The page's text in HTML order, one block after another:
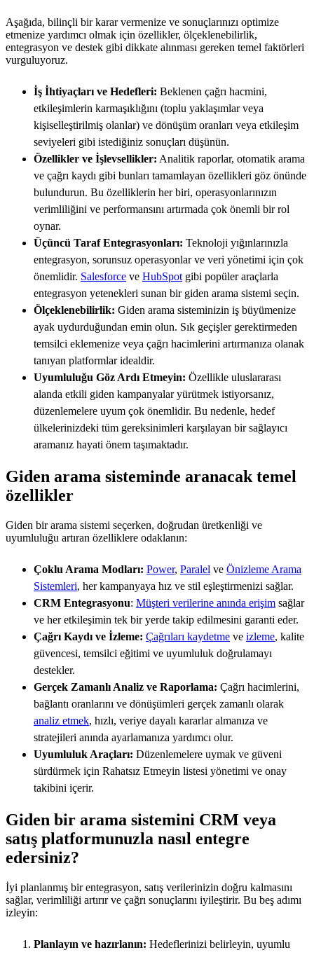
Aşağıda, bilinçli bir karar vermenize ve sonuçlarınızı optimize
etmenize yardımcı olmak için özellikler, ölçeklenebilirlik,
entegrasyon ve destek gibi dikkate alınması gereken temel faktörleri
vurguluyoruz.
İş İhtiyaçları ve Hedefleri: Beklenen çağrı hacmini,
etkileşimlerin karmaşıklığını (toplu yaklaşımlar veya
kişiselleştirilmiş olanlar) ve dönüşüm oranları veya etkileşim
seviyeleri gibi istediğiniz sonuçları düşünün.
Özellikler ve İşlevsellikler: Analitik raporlar, otomatik arama
ve çağrı kaydı gibi bunları tamamlayan özellikleri göz önünde
bulundurun. Bu özelliklerin her biri, operasyonlarınızın
verimliliğini ve performansını artırmada çok önemli bir rol
oynar.
Üçüncü Taraf Entegrasyonları: Teknoloji yığınlarınızla
entegrasyon, sorunsuz operasyonlar ve veri yönetimi için çok
önemlidir. Salesforce ve HubSpotgibi popüler araçlarla
entegrasyon yetenekleri sunan bir giden arama sistemi seçin.
Ölçeklenebilirlik: Giden arama sisteminizin iş büyümenize
ayak uydurduğundan emin olun. Sık geçişler gerektirmeden
temsilci eklemenize veya çağrı hacimlerini artırmanıza olanak
tanıyan platformlar idealdir.
Uyumluluğu Göz Ardı Etmeyin: Özellikle uluslararası
alanda etkili giden kampanyalar yürütmek istiyorsanız,
düzenlemelere uyum çok önemlidir. Bu nedenle, hedef
ülkelerinizdeki tüm gereksinimleri karşılayan bir sağlayıcı
aramanız hayati önem taşımaktadır.
Giden arama sisteminde aranacak temel
özellikler
Giden bir arama sistemi seçerken, doğrudan üretkenliği ve
uyumluluğu artıran özelliklere odaklanın:
Çoklu Arama Modları: Power, Paralel ve Önizleme Arama
Sistemleri, her kampanyaya hız ve stil eşleştirmenizi sağlar.
CRM Entegrasyonu: Müşteri verilerine anında erişim sağlar
ve her etkileşimin tek bir yerde takip edilmesini garanti eder.
Çağrı Kaydı ve İzleme: Çağrıları kaydetme ve izleme, kalite
güvencesi, temsilci eğitimi ve uyumluluk doğrulamayı
destekler.
Gerçek Zamanlı Analiz ve Raporlama: Çağrı hacimlerini,
bağlantı oranlarını ve dönüşümleri gerçek zamanlı olarak
analiz etmek, hızlı, veriye dayalı kararlar almanıza ve
stratejileri anında ayarlamanıza yardımcı olur.
Uyumluluk Araçları: Düzenlemelere uymak ve güveni
sürdürmek için Rahatsız Etmeyin listesi yönetimi ve onay
takibini içerir.
Giden bir arama sistemini CRM veya
satış platformunuzla nasıl entegre
edersiniz?
İyi planlanmış bir entegrasyon, satış verilerinizin doğru kalmasını
sağlar, verimliliği artırır ve çağrı sonuçlarını iyileştirir. Bu beş adımı
izleyin:
Planlayın ve hazırlanın: Hedeflerinizi belirleyin, uyumlu